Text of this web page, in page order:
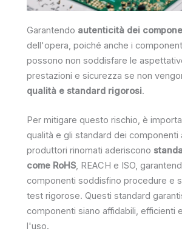
Garantendo autenticità dei
dell'opera, poiché anche i
possono non soddisfare le
prestazioni e sicurezza se non
qualità e standard rigorosi.
Per mitigare questo rischio, è
qualità e gli standard dei componenti
produttori rinomati aderiscono
come RoHS, REACH e ISO,
componenti soddisfino procedure e
test rigorose. Questi standard
componenti siano affidabili, efficienti
l'uso.